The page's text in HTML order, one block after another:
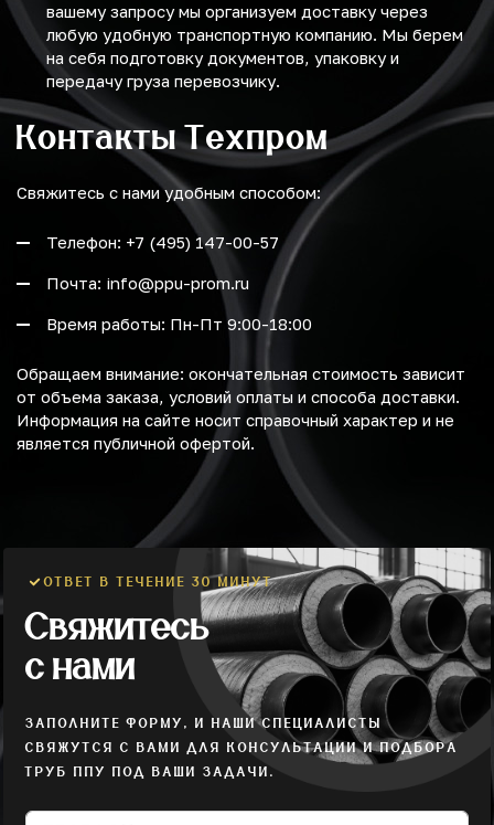
вашему запросу мы организуем доставку через
любую удобную транспортную компанию. Мы берем
на себя подготовку документов, упаковку и
передачу груза перевозчику.
Контакты Техпром
Свяжитесь с нами удобным способом:
Телефон: +7 (495) 147-00-57
Почта: info@ppu-prom.ru
Время работы: Пн-Пт 9:00-18:00
Обращаем внимание: окончательная стоимость зависит
от объема заказа, условий оплаты и способа доставки.
Информация на сайте носит справочный характер и не
является публичной офертой.
ОТВЕТ В ТЕЧЕНИЕ 30 МИНУТ
Свяжитесь
с нами
ЗАПОЛНИТЕ ФОРМУ, И НАШИ СПЕЦИАЛИСТЫ
СВЯЖУТСЯ С ВАМИ ДЛЯ КОНСУЛЬТАЦИИ И ПОДБОРА
ТРУБ ППУ ПОД ВАШИ ЗАДАЧИ.